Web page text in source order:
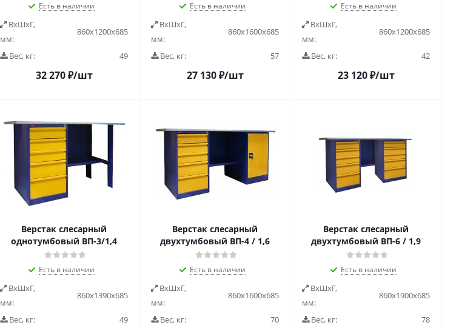
Есть в наличии
ВxШxГ,
мм:
860х1200х685
Вес, кг: 49
32 270₽/шт
Есть в наличии
ВxШxГ,
мм:
860х1600х685
Вес, кг: 57
27 130₽/шт
Есть в наличии
ВxШxГ,
мм:
860х1200х685
Вес, кг: 42
23 120₽/шт
Верстак слесарный
однотумбовый ВП-3/1,4
Есть в наличии
ВxШxГ,
мм:
860х1390х685
Вес, кг: 49
Верстак слесарный
двухтумбовый ВП-4 / 1,6
Есть в наличии
ВxШxГ,
мм:
860х1600х685
Вес, кг: 70
Верстак слесарный
двухтумбовый ВП-6 / 1,9
Есть в наличии
ВxШxГ,
мм:
860х1900х685
Вес, кг: 78